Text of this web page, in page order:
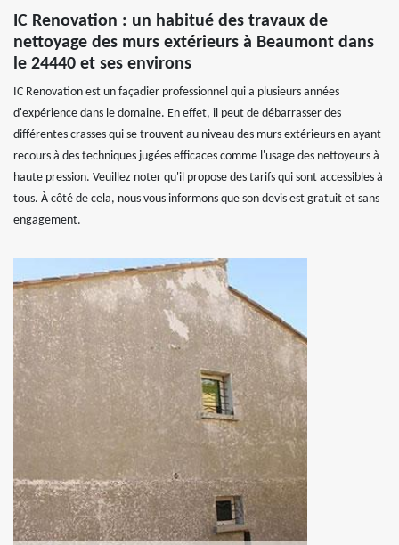
IC Renovation : un habitué des travaux de
nettoyage des murs extérieurs à Beaumont dans
le 24440 et ses environs
IC Renovation est un façadier professionnel qui a plusieurs années
d'expérience dans le domaine. En effet, il peut de débarrasser des
différentes crasses qui se trouvent au niveau des murs extérieurs en ayant
recours à des techniques jugées efficaces comme l'usage des nettoyeurs à
haute pression. Veuillez noter qu'il propose des tarifs qui sont accessibles à
tous. À côté de cela, nous vous informons que son devis est gratuit et sans
engagement.